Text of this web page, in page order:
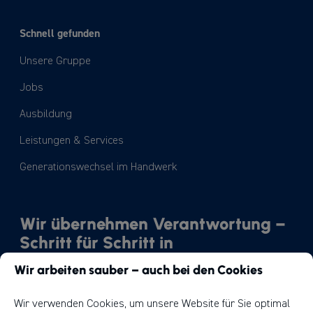
Schnell gefunden
Unsere Gruppe
Jobs
Ausbildung
Leistungen & Services
Generationswechsel im Handwerk
Wir übernehmen Verantwortung –
Schritt für Schritt in
Richtung Nachhaltigkeit.
Unser Weg
Wir arbeiten sauber – auch bei den Cookies
Wir verwenden Cookies, um unsere Website für Sie optimal